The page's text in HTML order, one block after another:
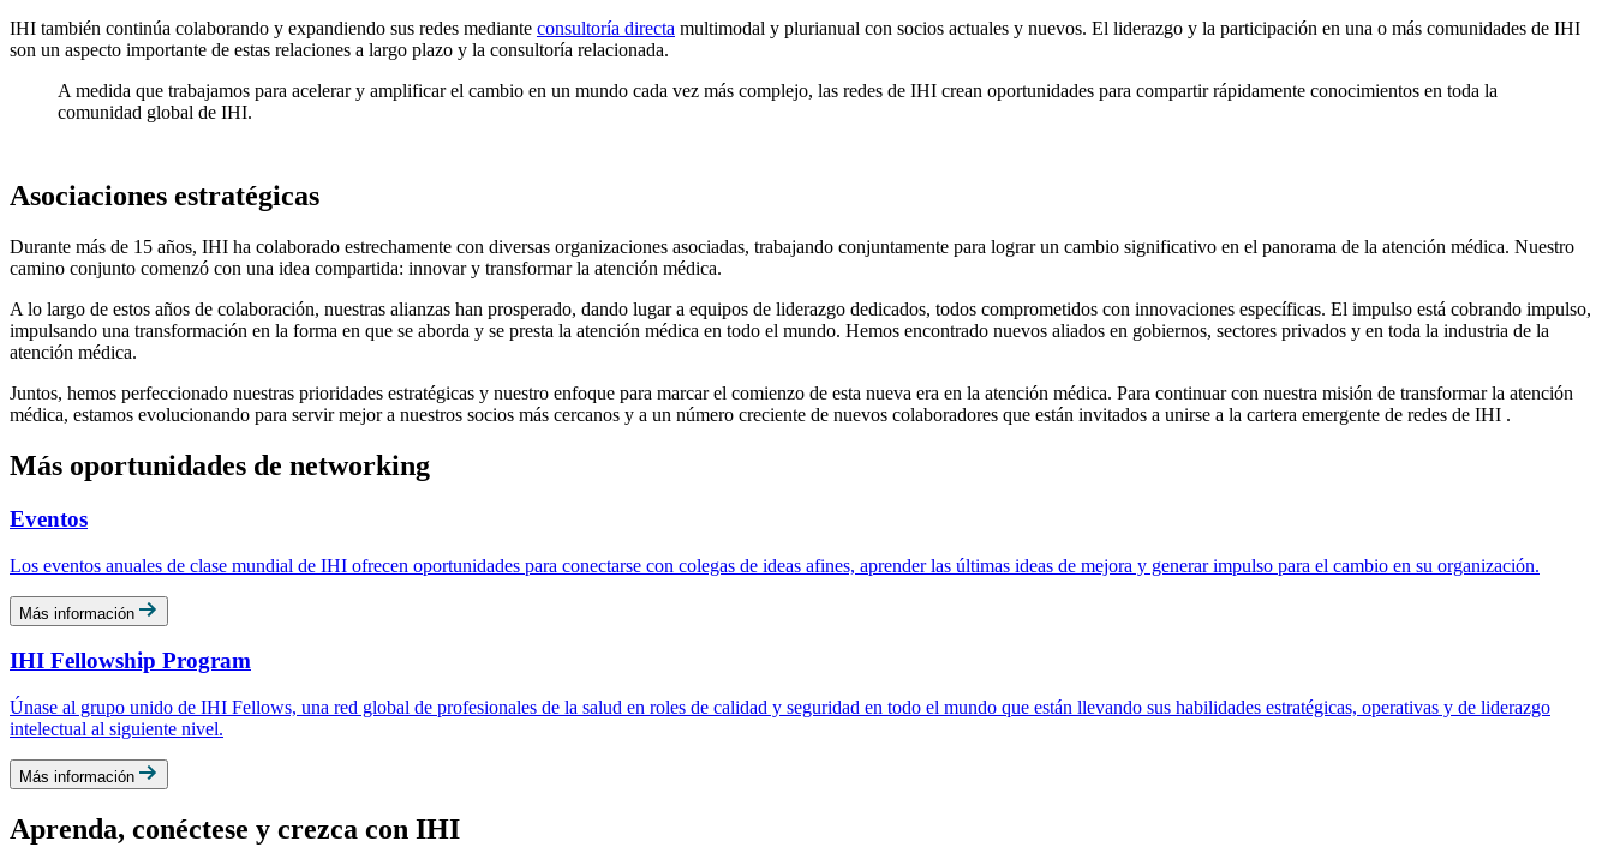
IHI también continúa colaborando y expandiendo sus redes mediante consultoría directa multimodal y plurianual con socios actuales y nuevos. El liderazgo y la participación en una o más comunidades de IHI
son un aspecto importante de estas relaciones a largo plazo y la consultoría relacionada.
A medida que trabajamos para acelerar y amplificar el cambio en un mundo cada vez más complejo, las redes de IHI crean oportunidades para compartir rápidamente conocimientos en toda la
comunidad global de IHI.
Asociaciones estratégicas
Durante más de 15 años, IHI ha colaborado estrechamente con diversas organizaciones asociadas, trabajando conjuntamente para lograr un cambio significativo en el panorama de la atención médica. Nuestro
camino conjunto comenzó con una idea compartida: innovar y transformar la atención médica.
A lo largo de estos años de colaboración, nuestras alianzas han prosperado, dando lugar a equipos de liderazgo dedicados, todos comprometidos con innovaciones específicas. El impulso está cobrando impulso,
impulsando una transformación en la forma en que se aborda y se presta la atención médica en todo el mundo. Hemos encontrado nuevos aliados en gobiernos, sectores privados y en toda la industria de la
atención médica.
Juntos, hemos perfeccionado nuestras prioridades estratégicas y nuestro enfoque para marcar el comienzo de esta nueva era en la atención médica. Para continuar con nuestra misión de transformar la atención
médica, estamos evolucionando para servir mejor a nuestros socios más cercanos y a un número creciente de nuevos colaboradores que están invitados a unirse a la cartera emergente de redes de IHI .
Más oportunidades de networking
Eventos
Los eventos anuales de clase mundial de IHI ofrecen oportunidades para conectarse con colegas de ideas afines, aprender las últimas ideas de mejora y generar impulso para el cambio en su organización.
Más información
IHI Fellowship Program
Únase al grupo unido de IHI Fellows, una red global de profesionales de la salud en roles de calidad y seguridad en todo el mundo que están llevando sus habilidades estratégicas, operativas y de liderazgo
intelectual al siguiente nivel.
Más información
Aprenda, conéctese y crezca con IHI